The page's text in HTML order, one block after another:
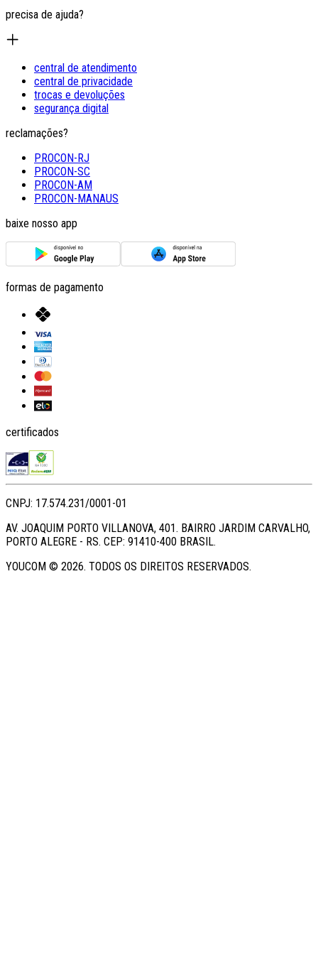
precisa de ajuda?
central de atendimento
central de privacidade
trocas e devoluções
segurança digital
reclamações?
PROCON-RJ
PROCON-SC
PROCON-AM
PROCON-MANAUS
baixe nosso app
formas de pagamento
certificados
CNPJ: 17.574.231/0001-01
AV. JOAQUIM PORTO VILLANOVA, 401. BAIRRO JARDIM CARVALHO,
PORTO ALEGRE - RS. CEP: 91410-400 BRASIL.
YOUCOM © 2026. TODOS OS DIREITOS RESERVADOS.